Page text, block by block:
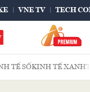
VNE TV TECH
TẾ SỐKINH TẾ XANH